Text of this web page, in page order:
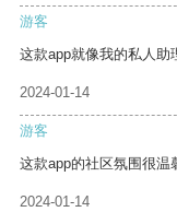
游客
这款app就像我的私人助
2024-01-14
游客
这款app的社区氛围很温
2024-01-14